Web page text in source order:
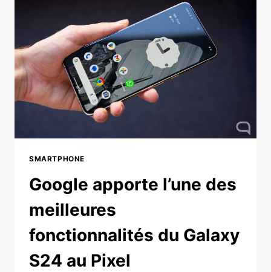
SMARTPHONE
Google apporte l’une des
meilleures
fonctionnalités du Galaxy
S24 au Pixel